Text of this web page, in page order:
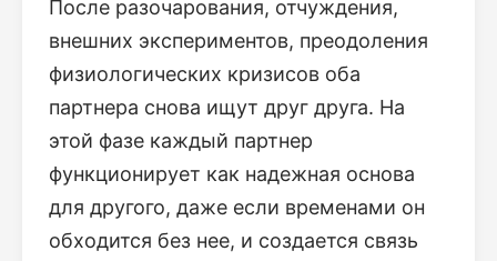
После разочарования, отчуждения,
внешних экспериментов, преодоления
физиологических кризисов оба
партнера снова ищут друг друга. На
этой фазе каждый партнер
функционирует как надежная основа
для другого, даже если временами он
обходится без нее, и создается связь